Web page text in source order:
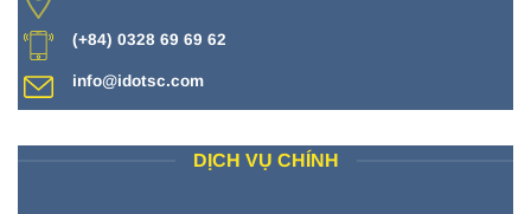
(+84) 0328 69 69 62
info@idotsc.com
DỊCH VỤ CHÍNH